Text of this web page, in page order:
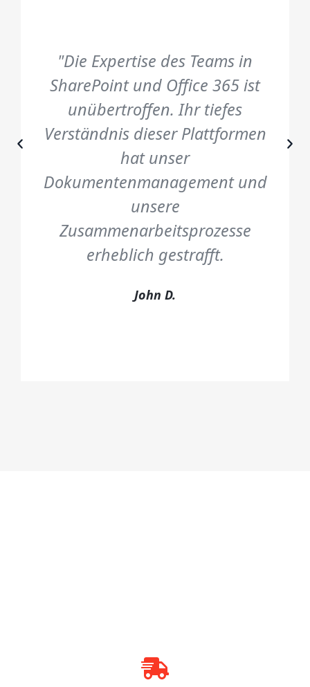
"Die Expertise des Teams in
SharePoint und Office 365 ist
unübertroffen. Ihr tiefes
Verständnis dieser Plattformen
hat unser
Dokumentenmanagement und
unsere
Zusammenarbeitsprozesse
erheblich gestrafft.
John D.